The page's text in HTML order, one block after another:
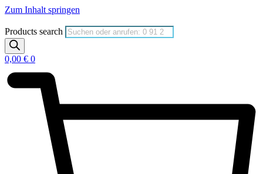
Zum Inhalt springen
Products search
0,00 € 0